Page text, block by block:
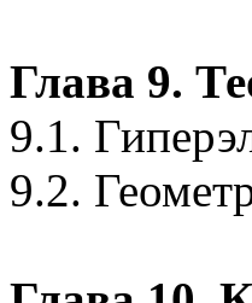
Глава 9.
9.1.
9.2.